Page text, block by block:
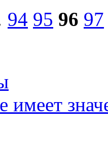
94 95 96 97
имеет